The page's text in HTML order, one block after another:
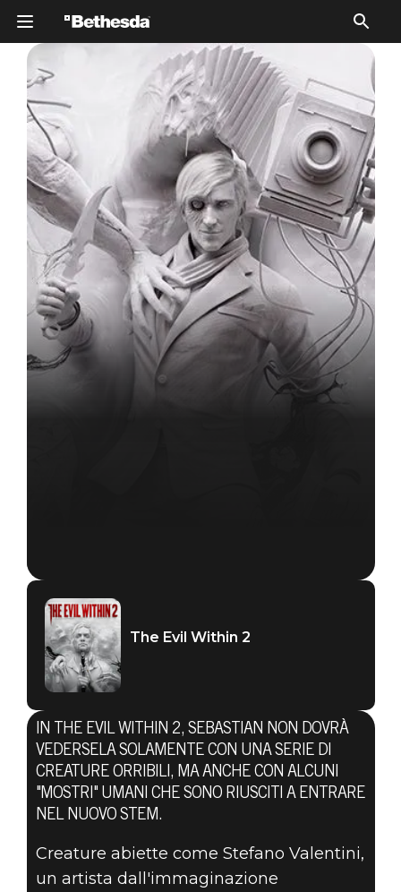
The Evil Within 2
16 agosto 2017
The Evil Within 2
IN THE EVIL WITHIN 2, SEBASTIAN NON DOVRÀ
VEDERSELA SOLAMENTE CON UNA SERIE DI
CREATURE ORRIBILI, MA ANCHE CON ALCUNI
"MOSTRI" UMANI CHE SONO RIUSCITI A ENTRARE
NEL NUOVO STEM.
Creature abiette come Stefano Valentini,
un artista dall'immaginazione